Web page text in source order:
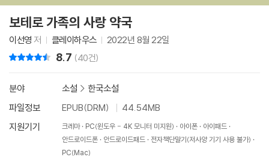
보테로 가족의 사랑 약국
이선영 저 클레이하우스 2022년 8월 22일
8.7 (40건)
분야 소설 > 한국소설
파일정보
EPUB(DRM)
44.54MB
지원기기
크레마 PC(윈도우 - 4K 모니터 미지원) 아이폰
아이패드
안드로이드폰
안드로이드패드
전자책단말기(저사양 기기 사용 불가)
PC(Mac)